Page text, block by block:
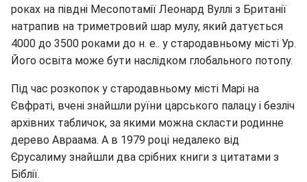
роках на півдні Месопотамії Леонард Вуллі з Британії
натрапив на триметровий шар мулу, який датується
4000 до 3500 роками до н. е.. у стародавньому місті Ур.
Його освіта може бути наслідком глобального потопу.
Під час розкопок у стародавньому місті Марі на
Євфраті, вчені знайшли руїни царського палацу і безліч
архівних табличок, за якими можна скласти родинне
дерево Авраама. А в 1979 році недалеко від
Єрусалиму знайшли два срібних книги з цитатами з
Біблії.